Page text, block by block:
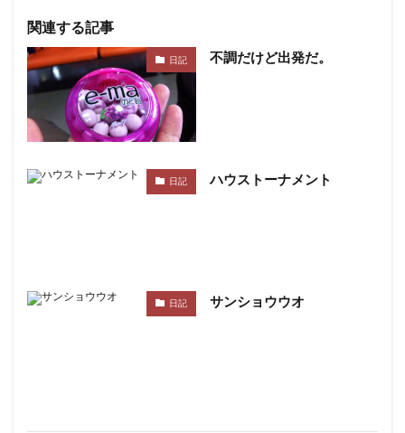
関連する記事
日記 不調だけど出発だ。
日記 ハウストーナメント
日記 サンショウウオ